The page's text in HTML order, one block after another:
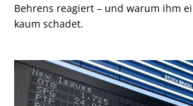
Behrens reagiert – und warum ihm
kaum schadet.